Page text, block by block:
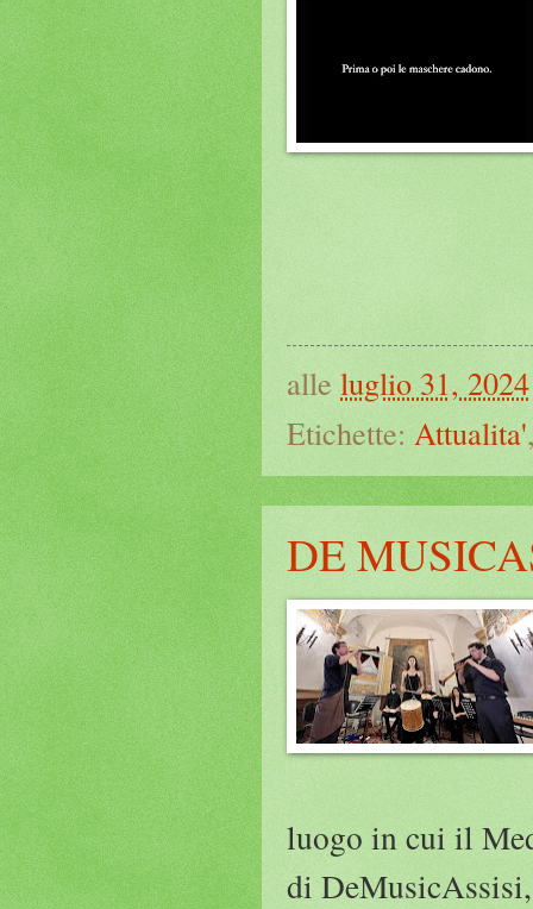
alle luglio 31, 2024
Etichette: Attualita'
DE
luogo in cui il
di